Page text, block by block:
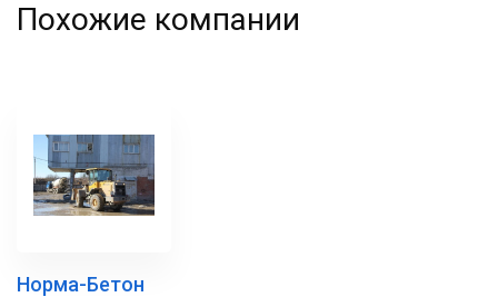
Похожие компании
Норма-Бетон